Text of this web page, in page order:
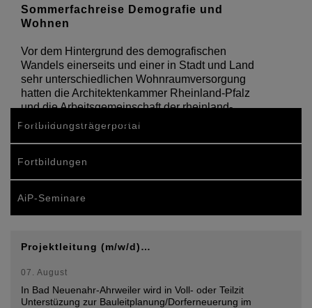
Sommerfachreise Demografie und
Wohnen
Vor dem Hintergrund des demografischen
Wandels einerseits und einer in Stadt und Land
sehr unterschiedlichen Wohnraumversorgung
hatten die Architektenkammer Rheinland-Pfalz
und die Arbeitsgemeinschaft der rheinland-
pfälzischen Wohnungsunternehmen den…
Fortbildungsträgerportal
Fortbildungen
AiP-Seminare
Projektleitung (m/w/d)…
07. August
In Bad Neuenahr-Ahrweiler wird in Voll- oder Teilzit
Unterstüzung zur Bauleitplanung/Dorferneuerung im